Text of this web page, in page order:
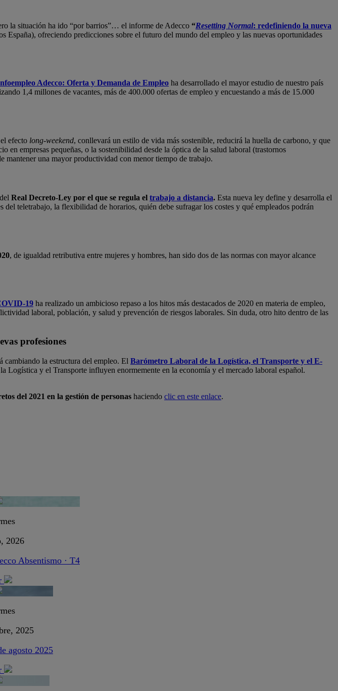
la situación ha ido “por barrios”… el informe de Adecco “Resetting Normal: redefiniendo la nueva
España), ofreciendo predicciones sobre el futuro del mundo del empleo y las nuevas oportunidades
Adecco: Oferta y Demanda de Empleo ha desarrollado el mayor estudio de nuestro país
1,4 millones de vacantes, más de 400.000 ofertas de empleo y encuestando a más de 15.000
efecto long-weekend, conllevará un estilo de vida más sostenible, reducirá la huella de carbono, y que
empresas pequeñas, o la sostenibilidad desde la óptica de la salud laboral (trastornos
mantener una mayor productividad con menor tiempo de trabajo.
Real Decreto-Ley por el que se regula el trabajo a distancia. Esta nueva ley define y desarrolla el
teletrabajo, la flexibilidad de horarios, quién debe sufragar los costes y qué empleados podrán
, de igualdad retributiva entre mujeres y hombres, han sido dos de las normas con mayor alcance
19 ha realizado un ambicioso repaso a los hitos más destacados de 2020 en materia de empleo,
laboral, población, y salud y prevención de riesgos laborales. Sin duda, otro hito dentro de las
profesiones
cambiando la estructura del empleo. El Barómetro Laboral de la Logística, el Transporte y el E-
Logística y el Transporte influyen enormemente en la economía y el mercado laboral español.
del 2021 en la gestión de personas haciendo clic en este enlace.
2026
Absentismo · T4
2025
agosto 2025